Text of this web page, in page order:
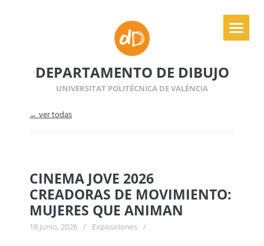
DEPARTAMENTO DE DIBUJO
UNIVERSITAT POLITÉCNICA DE VALÉNCIA
← ver todas
CINEMA JOVE 2026
CREADORAS DE MOVIMIENTO:
MUJERES QUE ANIMAN
18 junio, 2026 / Exposiciones /